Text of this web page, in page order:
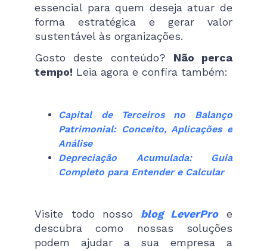
essencial para quem deseja atuar de
forma estratégica e gerar valor
sustentável às organizações.
Gosto deste conteúdo? Não perca
tempo! Leia agora e confira também:
Capital de Terceiros no Balanço
Patrimonial: Conceito, Aplicações e
Análise
Depreciação Acumulada: Guia
Completo para Entender e Calcular
Visite todo nosso blog LeverProe
descubra como nossas soluções
podem ajudar a sua empresa a